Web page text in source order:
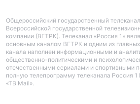
Общероссийский государственный
Всероссийской государственной
компании (ВГТРК). Телеканал «Россия 1»
основным каналом ВГТРК и одним из
канала наполнен информационными и
общественно-политическими и
отечественными сериалами и спортивными
полную телепрограмму телеканала Россия 1
«ТВ Mail».